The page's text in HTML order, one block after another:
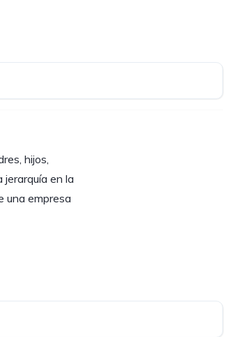
hijos,
jerarquía en la
una empresa